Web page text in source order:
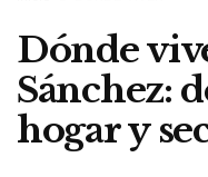
Dónde
Sánchez:
hogar y